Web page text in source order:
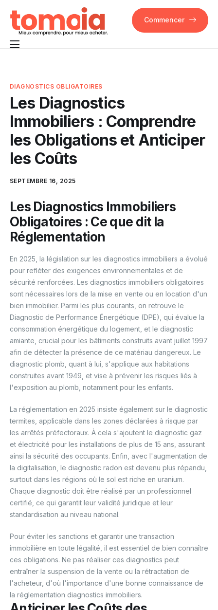
FAQ
Contact
Commencer
DIAGNOSTICS OBLIGATOIRES
Les Diagnostics
Immobiliers : Comprendre
les Obligations et Anticiper
les Coûts
SEPTEMBRE 16, 2025
Les Diagnostics Immobiliers
Obligatoires : Ce que dit la
Réglementation
En 2025, la législation sur les diagnostics immobiliers a évolué
pour refléter des exigences environnementales et de
sécurité renforcées. Les diagnostics immobiliers obligatoires
sont nécessaires lors de la mise en vente ou en location d'un
bien immobilier. Parmi les plus courants, on retrouve le
Diagnostic de Performance Énergétique (DPE), qui évalue la
consommation énergétique du logement, et le diagnostic
amiante, crucial pour les bâtiments construits avant juillet 1997
afin de détecter la présence de ce matériau dangereux. Le
diagnostic plomb, quant à lui, s'applique aux habitations
construites avant 1949, et vise à prévenir les risques liés à
l'exposition au plomb, notamment pour les enfants.
La réglementation en 2025 insiste également sur le diagnostic
termites, applicable dans les zones déclarées à risque par
les arrêtés préfectoraux. À cela s'ajoutent le diagnostic gaz
et électricité pour les installations de plus de 15 ans, assurant
ainsi la sécurité des occupants. Enfin, avec l'augmentation de
la digitalisation, le diagnostic radon est devenu plus répandu,
surtout dans les régions où le sol est riche en uranium.
Chaque diagnostic doit être réalisé par un professionnel
certifié, ce qui garantit leur validité juridique et leur
standardisation au niveau national.
Pour éviter les sanctions et garantir une transaction
immobilière en toute légalité, il est essentiel de bien connaître
ces obligations. Ne pas réaliser ces diagnostics peut
entraîner la suspension de la vente ou la rétractation de
l'acheteur, d'où l'importance d'une bonne connaissance de
la réglementation diagnostics immobiliers.